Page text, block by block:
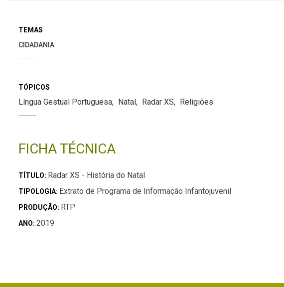
TEMAS
CIDADANIA
TÓPICOS
Língua Gestual Portuguesa Natal Radar XS Religiões
FICHA TÉCNICA
TÍTULO: Radar XS - História do Natal
TIPOLOGIA: Extrato de Programa de Informação Infantojuvenil
PRODUÇÃO: RTP
ANO: 2019